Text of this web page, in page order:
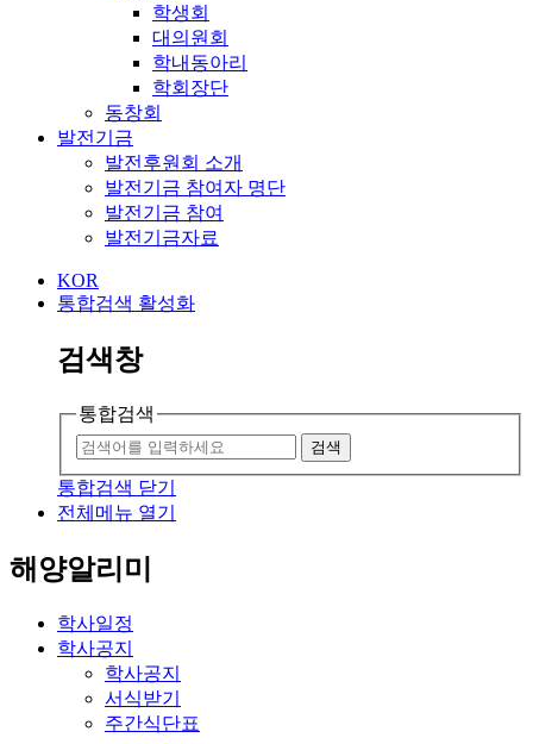
학생회
대의원회
학내동아리
학회장단
동창회
발전기금
발전후원회 소개
발전기금 참여자 명단
발전기금 참여
발전기금자료
KOR
통합검색 활성화
검색창
통합검색
검색
통합검색 닫기
전체메뉴 열기
해양알리미
학사일정
학사공지
학사공지
서식받기
주간식단표